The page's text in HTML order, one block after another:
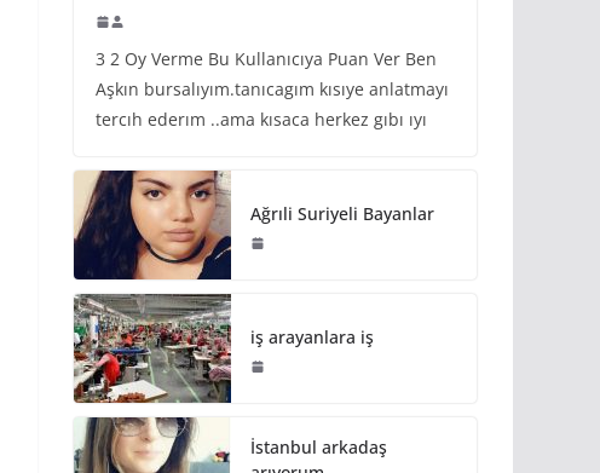
3 2 Oy Verme Bu Kullanıcıya Puan Ver Ben
Aşkın bursalıyım.tanıcagım kısıye anlatmayı
tercıh ederım ..ama kısaca herkez gıbı ıyı
Ağrıli Suriyeli Bayanlar
iş arayanlara iş
İstanbul arkadaş